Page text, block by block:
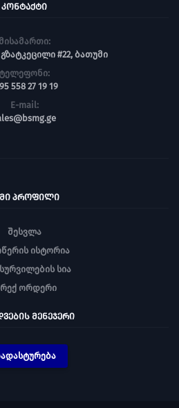
ᲙᲝᲜᲢᲐᲥᲢᲘ
მისამართი:
#22, ბათუმი
ტელეფონი:
558 27 19 19
E-mail:
ᲞᲠᲝᲤᲘᲚᲘ
შესვლა
ისტორია
სია
ორდერი
ᲛᲔᲜᲔᲯᲔᲠᲘ